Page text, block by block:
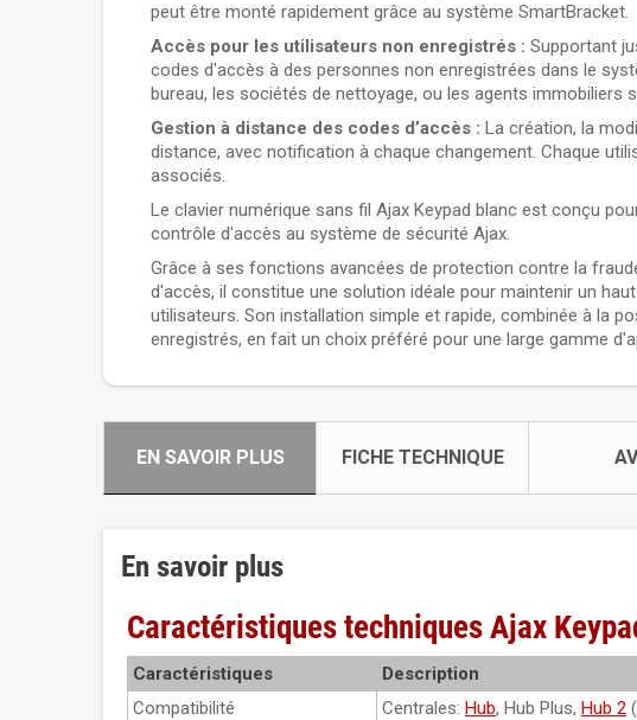
peut être monté rapidement grâce au système SmartBracket.
Accès pour les utilisateurs non enregistrés : Supportant
codes d'accès à des personnes non enregistrées dans le
bureau, les sociétés de nettoyage, ou les agents immobiliers
Gestion à distance des codes d’accès : La création, la
distance, avec notification à chaque changement. Chaque
associés.
Le clavier numérique sans fil Ajax Keypad blanc est conçu
contrôle d'accès au système de sécurité Ajax.
Grâce à ses fonctions avancées de protection contre la
d'accès, il constitue une solution idéale pour maintenir un
utilisateurs. Son installation simple et rapide, combinée à la
enregistrés, en fait un choix préféré pour une large gamme
EN SAVOIR PLUS FICHE TECHNIQUE
En savoir plus
Caractéristiques techniques Ajax
Caractéristiques
Description
Compatibilité
Centrales: Hub, Hub Plus, Hub 2